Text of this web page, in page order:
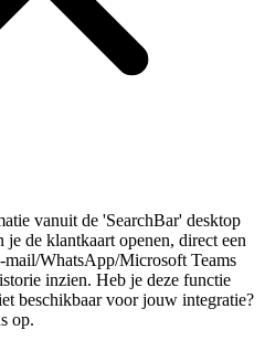
vanuit de 'SearchBar' desktop
de klantkaart openen, direct een
mail/WhatsApp/Microsoft Teams
inzien. Heb je deze functie
beschikbaar voor jouw integratie?
op.